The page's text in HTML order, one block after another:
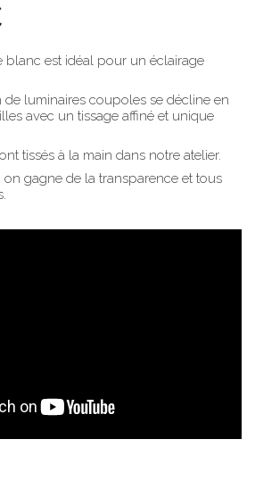
est idéal pour un éclairage
luminaires coupoles se décline en
avec un tissage affiné et unique
tissés à la main dans notre atelier.
on gagne de la transparence et tous